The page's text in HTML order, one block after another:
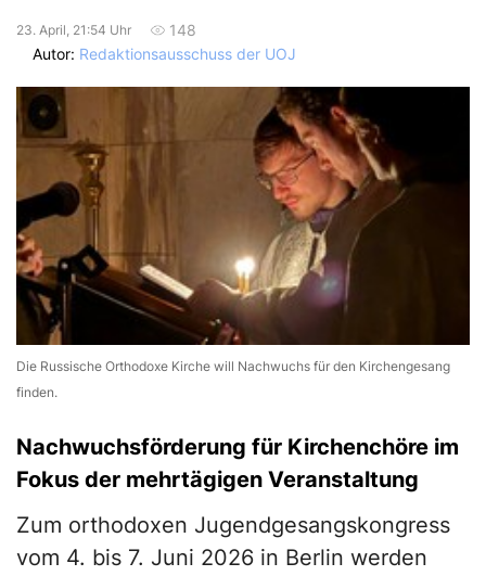
23. April, 21:54 Uhr
148
Autor: Redaktionsausschuss der UOJ
Die Russische Orthodoxe Kirche will Nachwuchs für den Kirchengesang
finden.
Nachwuchsförderung für Kirchenchöre im
Fokus der mehrtägigen Veranstaltung
Zum orthodoxen Jugendgesangskongress
vom 4. bis 7. Juni 2026 in Berlin werden